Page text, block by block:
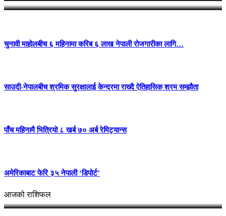
चुनावी माहोलबीच ६ महिनामा करिब ६ लाख नेपाली रोजगारीका लागि…
साउदी-नेपालबीच श्रमिक सुरक्षालाई केन्द्रमा राख्दै ऐतिहासिक श्रम सम्झौता
पाँच महिनामै भित्रियो ८ खर्ब ७० अर्ब रेमिट्यान्स
अमेरिकाबाट फेरि ३५ नेपाली ‘डिपोर्ट’
आजको राशिफल